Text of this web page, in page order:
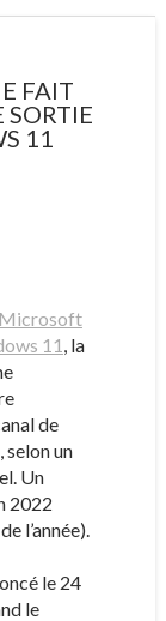
FAIT
11
Microsoft
11 , la
de
un
Un
2022
l’année).
le 24
le